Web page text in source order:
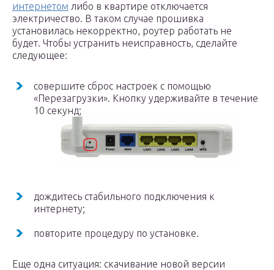
интернетом либо в квартире отключается
электричество. В таком случае прошивка
установилась некорректно, роутер работать не
будет. Чтобы устранить неисправность, сделайте
следующее:
совершите сброс настроек с помощью
«Перезагрузки». Кнопку удерживайте в течение
10 секунд;
дождитесь стабильного подключения к
интернету;
повторите процедуру по установке.
Еще одна ситуация: скачивание новой версии